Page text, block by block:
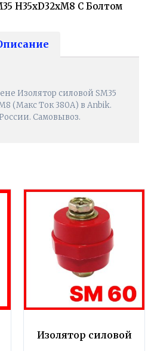
H35хD32хМ8 С Болтом
Изолятор силовой SM35
(Макс Ток 380А) в Anbik.
Самовывоз.
Изолятор силовой